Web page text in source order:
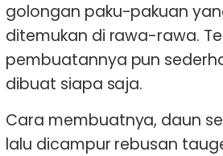
golongan paku-pakuan
ditemukan di rawa-rawa.
pembuatannya pun
dibuat siapa saja.
Cara membuatnya, daun
lalu dicampur rebusan